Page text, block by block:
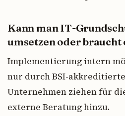
Kann man IT-
umsetzen oder braucht
Implementierung intern
nur durch BSI-
Unternehmen ziehen für
externe Beratung hinzu.